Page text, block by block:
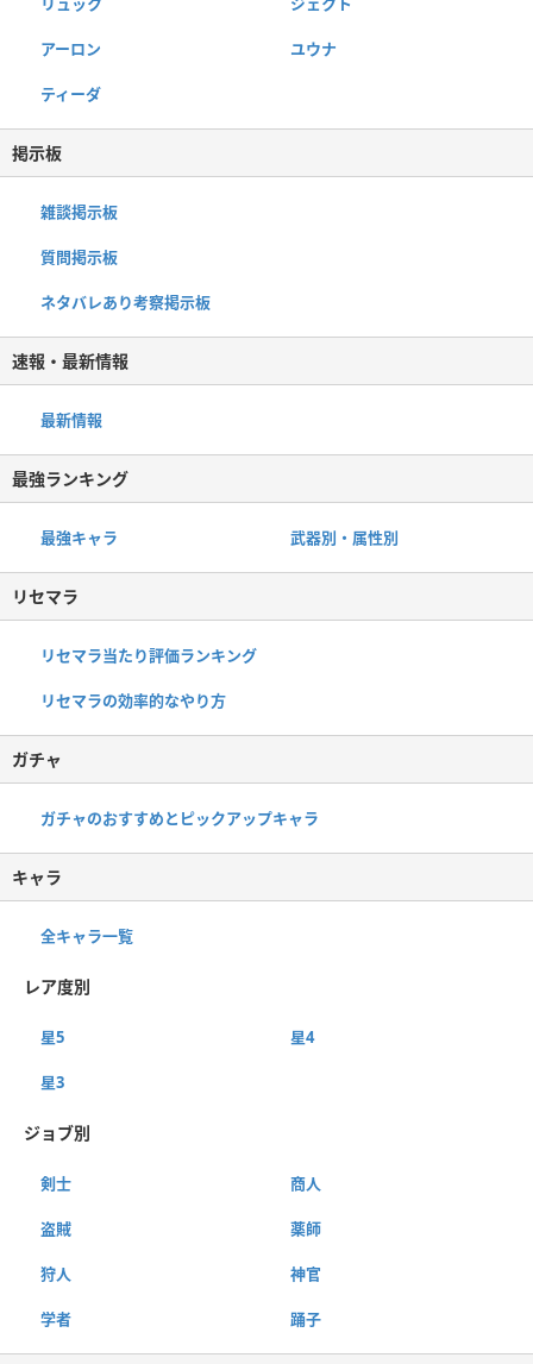
アーロン ユウナ
ティーダ
掲示板
雑談掲示板
質問掲示板
ネタバレあり考察掲示板
速報・最新情報
最新情報
最強ランキング
最強キャラ 武器別・属性別
リセマラ
リセマラ当たり評価ランキング
リセマラの効率的なやり方
ガチャ
ガチャのおすすめとピックアップキャラ
キャラ
全キャラ一覧
レア度別
星5 星4
星3
ジョブ別
剣士 商人
盗賊 薬師
狩人 神官
学者 踊子